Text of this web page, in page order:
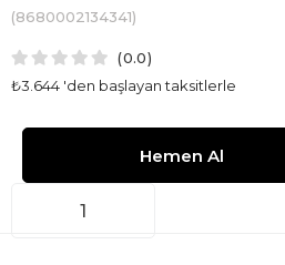
(8680002134341)
0.0
₺3.644 'den başlayan taksitlerle